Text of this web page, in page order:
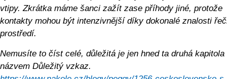
vtipy. Zkrátka máme šanci zažít zase příhody jiné, protože
kontakty mohou být intenzivnější díky dokonalé znalosti
prostředí.
Nemusíte to číst celé, důležitá je jen hned ta druhá kapitola
názvem Důležitý vzkaz.